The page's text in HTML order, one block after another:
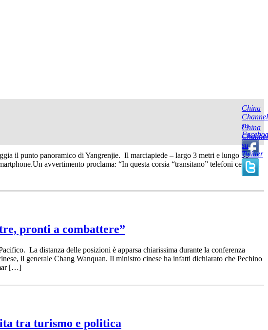
il punto panoramico di Yangrenjie. Il marciapiede – largo 3 metri e lungo 50
avvertimento proclama: “In questa corsia “transitano” telefoni cellulari
pronti a combattere”
La distanza delle posizioni è apparsa chiarissima durante la conferenza
il generale Chang Wanquan. Il ministro cinese ha infatti dichiarato che Pechino
[…]
tra turismo e politica
China
Channel
su
China
Channel
su
Twitter